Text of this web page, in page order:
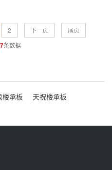
2 下一页
尾页
7条数据
楼承板 天祝楼承板